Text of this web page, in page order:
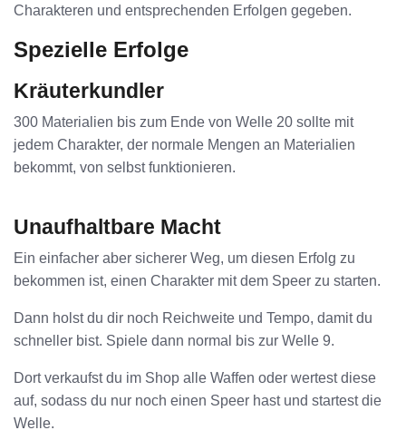
Charakteren und entsprechenden Erfolgen gegeben.
Spezielle Erfolge
Kräuterkundler
300 Materialien bis zum Ende von Welle 20 sollte mit
jedem Charakter, der normale Mengen an Materialien
bekommt, von selbst funktionieren.
Unaufhaltbare Macht
Ein einfacher aber sicherer Weg, um diesen Erfolg zu
bekommen ist, einen Charakter mit dem Speer zu starten.
Dann holst du dir noch Reichweite und Tempo, damit du
schneller bist. Spiele dann normal bis zur Welle 9.
Dort verkaufst du im Shop alle Waffen oder wertest diese
auf, sodass du nur noch einen Speer hast und startest die
Welle.